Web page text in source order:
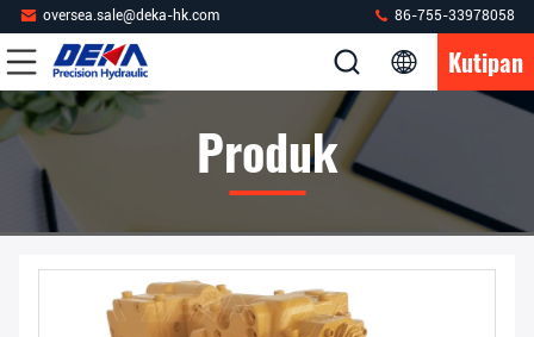
oversea.sale@deka-hk.com 86-755-33978058
Kutipan
Produk